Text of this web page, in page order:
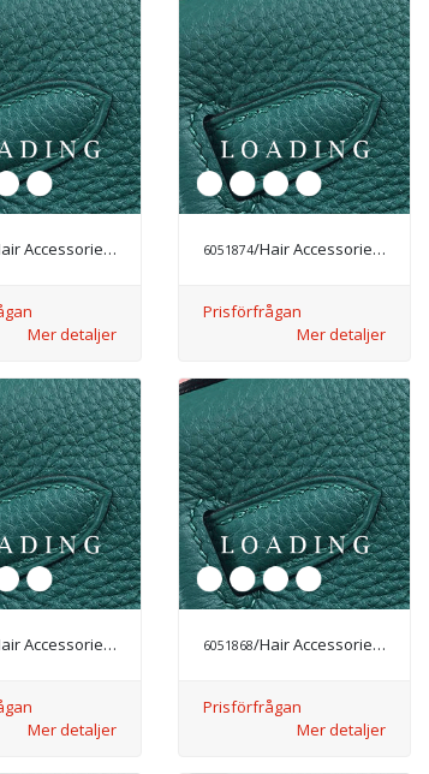
Accessories från CHANEL
Mer detaljer
6051874/Hair Accessories från CHANEL
Prisförfrågan
Mer detaljer
Accessories från CHANEL
Mer detaljer
6051868/Hair Accessories från CHANEL
Prisförfrågan
Mer detaljer